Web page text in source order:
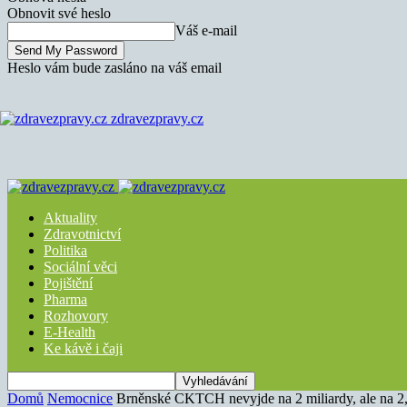
Obnovit své heslo
Váš e-mail
Heslo vám bude zasláno na váš email
zdravezpravy.cz
Aktuality
Zdravotnictví
Politika
Sociální věci
Pojištění
Pharma
Rozhovory
E-Health
Ke kávě i čaji
Domů Nemocnice Brněnské CKTCH nevyjde na 2 miliardy, ale na